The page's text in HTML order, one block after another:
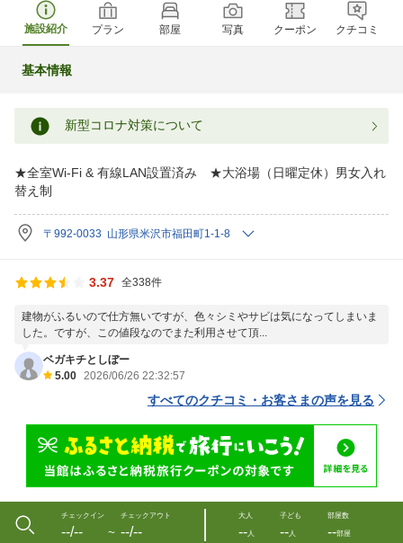
施設紹介 プラン 部屋 写真 クーポン クチコミ
基本情報
新型コロナ対策について
★全室Wi-Fi & 有線LAN設置済み ★大浴場（日曜定休）男女入れ
替え制
〒992-0033 山形県米沢市福田町1-1-8
3.37 全338件
建物がふるいので仕方無いですが、色々シミやサビは気になってしまいま
した。ですが、この値段なのでまた利用させて頂...
ベガキチとしぼー
5.00 2026/06/26 22:32:57
すべてのクチコミ・お客さまの声を見る
チェックイン
--/-- 〜
チェックアウト
--/--
大人
--人
子ども
--人
部屋数
--部屋